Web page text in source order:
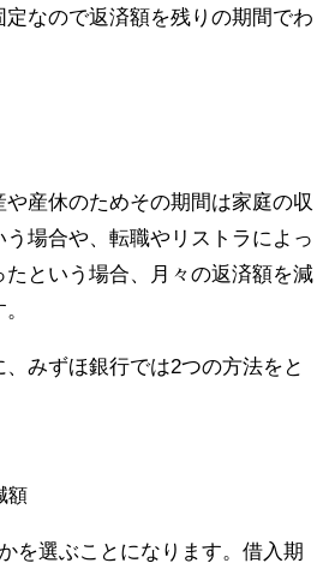
なので返済額を残りの期間でわ
産休のためその期間は家庭の収
場合や、転職やリストラによっ
という場合、月々の返済額を減
みずほ銀行では2つの方法をと
額
を選ぶことになります。借入期